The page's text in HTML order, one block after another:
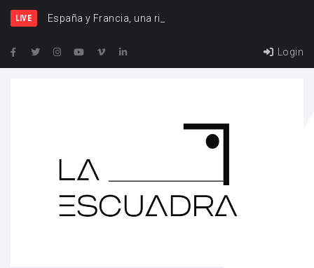
LIVE España y Francia, una rivalidad qu
Login